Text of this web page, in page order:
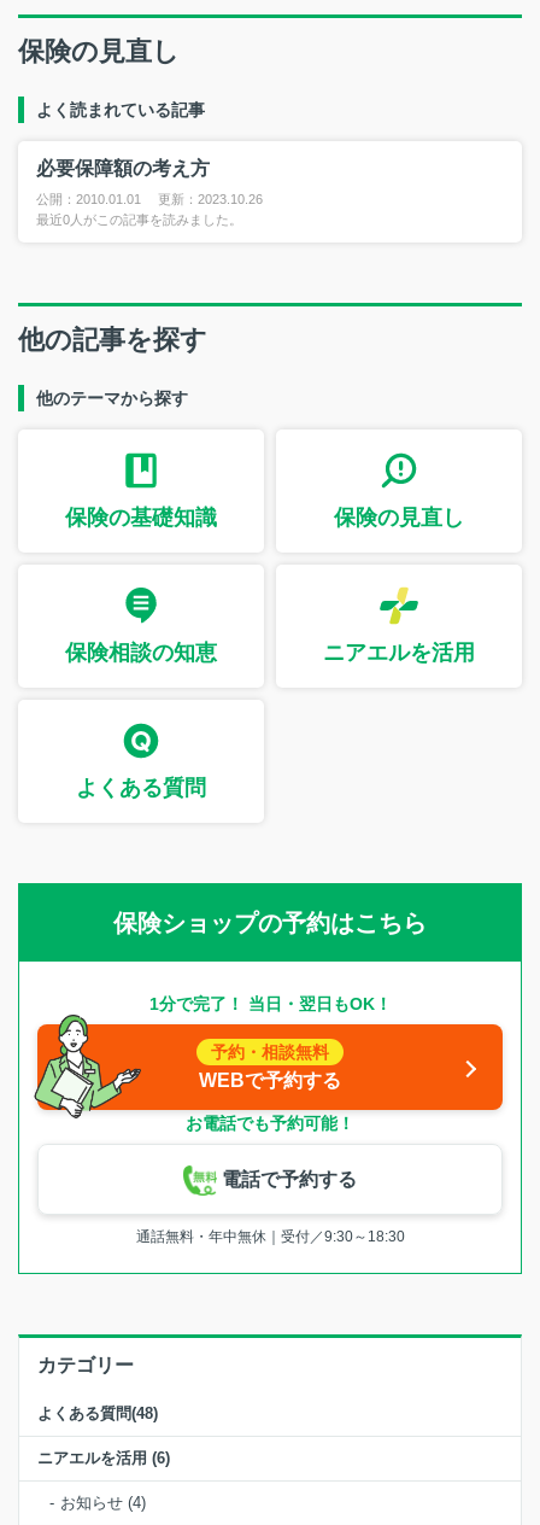
保険の見直し
よく読まれている記事
必要保障額の考え方
公開：2010.01.01 更新：2023.10.26
最近0人がこの記事を読みました。
他の記事を探す
他のテーマから探す
保険の基礎知識 保険の見直し
保険相談の知恵 ニアエルを活用
よくある質問
保険ショップの予約はこちら
1分で完了！ 当日・翌日もOK！
予約・相談無料
WEBで予約する
お電話でも予約可能！
電話で予約する
通話無料・年中無休｜受付／9:30～18:30
カテゴリー
よくある質問(48)
ニアエルを活用 (6)
お知らせ (4)